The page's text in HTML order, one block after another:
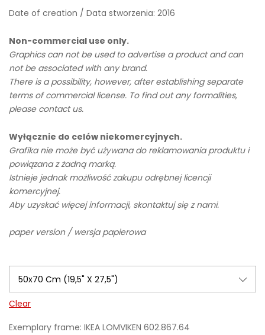
Date of creation / Data stworzenia: 2016
Non-commercial use only.
Graphics can not be used to advertise a product and can
not be associated with any brand.
There is a possibility, however, after establishing separate
terms of commercial license. To find out any formalities,
please contact us.
Wyłącznie do celów niekomercyjnych.
Grafika nie może być używana do reklamowania produktu i
powiązana z żadną marką.
Istnieje jednak możliwość zakupu odrębnej licencji
komercyjnej.
Aby uzyskać więcej informacji, skontaktuj się z nami.
paper version / wersja papierowa
Clear
Exemplary frame: IKEA LOMVIKEN 602.867.64